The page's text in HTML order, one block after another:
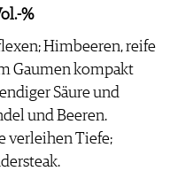
%
Himbeeren, reife
Gaumen kompakt
Säure und
und Beeren.
verleihen Tiefe;